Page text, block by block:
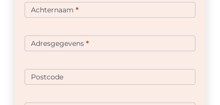
Achternaam *
Adresgegevens *
Postcode